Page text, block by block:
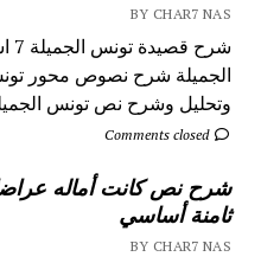
BY CHAR7 NAS
وتحليل وشرح نص تونس
Comments closed
شرح نص كانت أماله
ثامنة أساسي
BY CHAR7 NAS